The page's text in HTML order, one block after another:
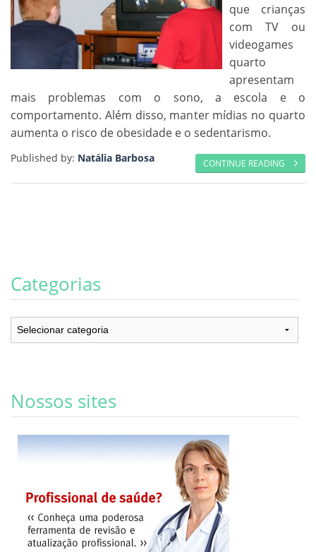
que crianças
com TV ou
videogames
quarto
apresentam
mais problemas com o sono, a escola e o
comportamento. Além disso, manter mídias no quarto
aumenta o risco de obesidade e o sedentarismo.
CONTINUE READING
Published by: Natália Barbosa
Categorias
Categorias
Nossos sites